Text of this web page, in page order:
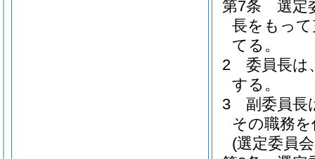
第7条
選定
長をもっ
てる。
2
委員長は
する。
3
副委員長
その職務
(選定委員